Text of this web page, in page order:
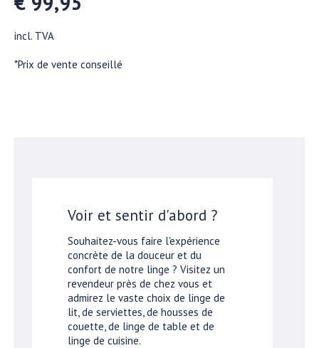
incl. TVA
*Prix de vente conseillé
Voir et sentir d'abord ?
Souhaitez-vous faire l'expérience
concrète de la douceur et du
confort de notre linge ? Visitez un
revendeur près de chez vous et
admirez le vaste choix de linge de
lit, de serviettes, de housses de
couette, de linge de table et de
linge de cuisine.